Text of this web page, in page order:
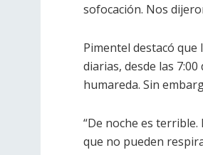
sofocación. Nos
Pimentel destacó
diarias, desde las
humareda. Sin
“De noche es
que no pueden